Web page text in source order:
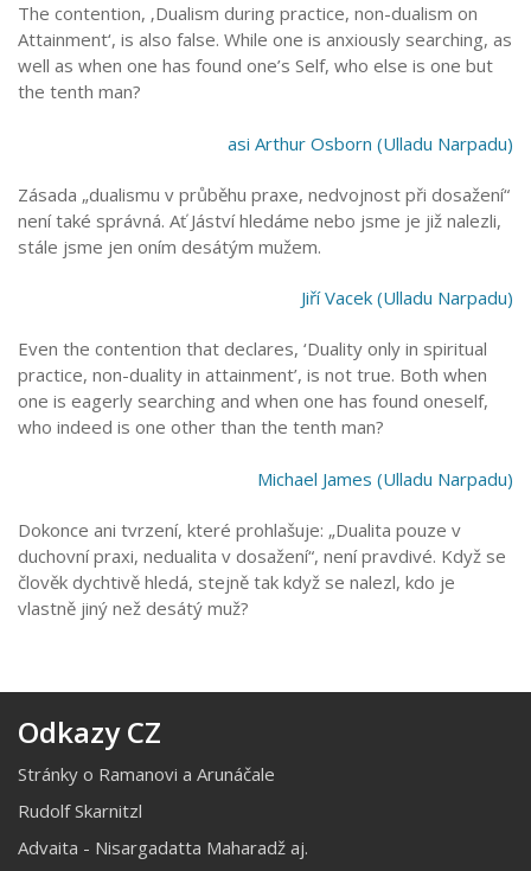
The contention, ‚Dualism during practice, non-dualism on
Attainment‘, is also false. While one is anxiously searching, as
well as when one has found one’s Self, who else is one but
the tenth man?
asi Arthur Osborn (Ulladu Narpadu)
Zásada „dualismu v průběhu praxe, nedvojnost při dosažení“
není také správná. Ať Jáství hledáme nebo jsme je již nalezli,
stále jsme jen oním desátým mužem.
Jiří Vacek (Ulladu Narpadu)
Even the contention that declares, ‘Duality only in spiritual
practice, non-duality in attainment’, is not true. Both when
one is eagerly searching and when one has found oneself,
who indeed is one other than the tenth man?
Michael James (Ulladu Narpadu)
Dokonce ani tvrzení, které prohlašuje: „Dualita pouze v
duchovní praxi, nedualita v dosažení“, není pravdivé. Když se
člověk dychtivě hledá, stejně tak když se nalezl, kdo je
vlastně jiný než desátý muž?
Odkazy CZ
Stránky o Ramanovi a Arunáčale
Rudolf Skarnitzl
Advaita - Nisargadatta Maharadž aj.